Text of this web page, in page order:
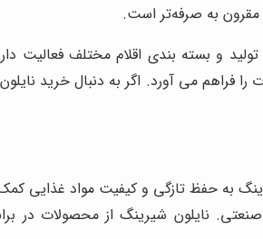
مقرون به صرفه‌تر است.
و بسته بندی اقلام مختلف فعالیت
می آورد. اگر به دنبال خرید
به حفظ تازگی و کیفیت مواد غذایی
نایلون شیرینگ از محصولات در